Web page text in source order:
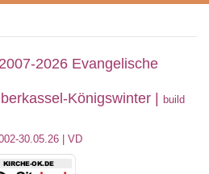
2026 Evangelische
Königswinter | build
30.05.26 | VD